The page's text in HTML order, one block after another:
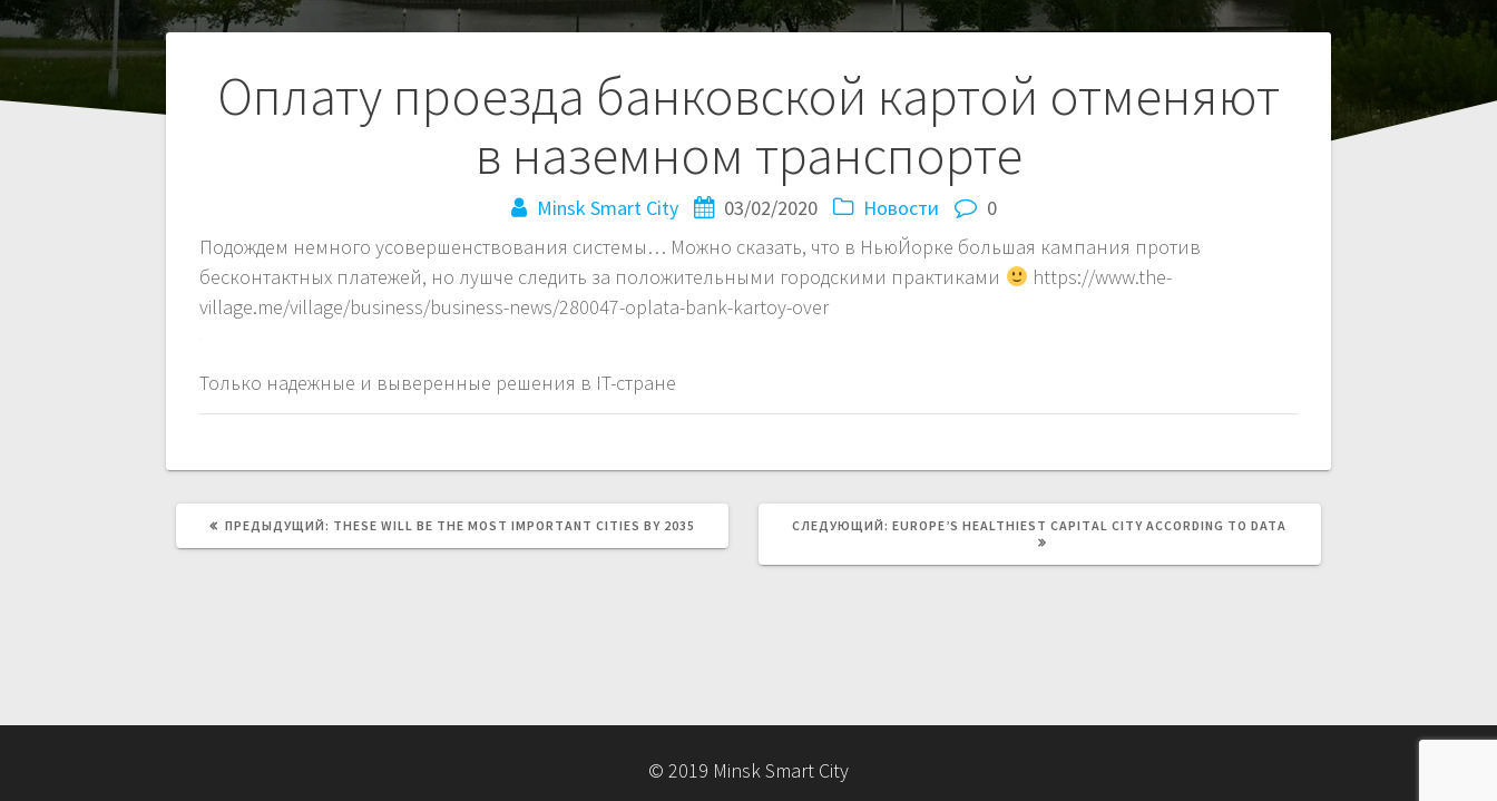
Оплату проезда банковской картой отменяют
в наземном транспорте
Minsk Smart City 03/02/2020 Новости
0
Подождем немного усовершенствования системы… Можно сказать, что в НьюЙорке большая кампания против
бесконтактных платежей, но лушче следить за положительными городскими практиками
https://www.the-
village.me/village/business/business-news/280047-oplata-bank-kartoy-over
Только надежные и выверенные решения в IT-стране
Навигация
ПРЕДЫДУЩИЙ: ПРЕДЫДУЩАЯ
THESE WILL BE THE MOST IMPORTANT CITIES BY 2035 СЛЕДУЮЩИЙ: СЛЕДУЮЩАЯ
EUROPE’S HEALTHIEST CAPITAL CITY ACCORDING TO DATA
© 2019 Minsk Smart City